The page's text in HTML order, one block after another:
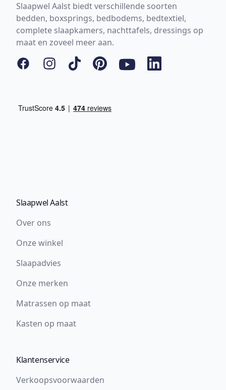
Slaapwel Aalst biedt verschillende soorten
bedden, boxsprings, bedbodems, bedtextiel,
complete slaapkamers, nachttafels, dressings op
maat en zoveel meer aan.
FacebookInstagram
Tiktok PinterestYouTubeLinkedIn
Slaapwel Aalst
Over ons
Onze winkel
Slaapadvies
Onze merken
Matrassen op maat
Kasten op maat
Klantenservice
Verkoopsvoorwaarden